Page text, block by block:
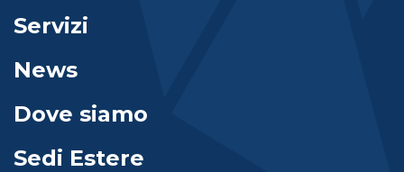
Servizi
News
Dove siamo
Sedi Estere